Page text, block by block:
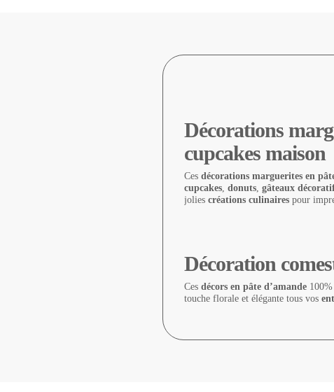
Décorations
cupcakes maison
Ces décorations marguerites en
cupcakes donuts gâteaux
jolies créations culinaires pour
Décoration
Ces décors en pâte d’amande
touche florale et élégante tous vos